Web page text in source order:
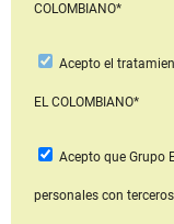
COLOMBIANO*
Acepto el
EL COLOMBIANO*
Acepto que Grupo
personales con